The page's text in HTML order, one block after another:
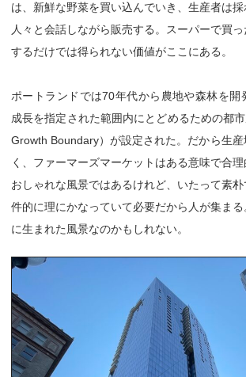
は、新鮮な野菜を買い込んでいき、生産者は
人々と会話しながら販売する。スーパーで買
するだけでは得られない価値がここにある。
ポートランドでは70年代から農地や森林を開
成長を指定された範囲内にとどめるための都
Growth Boundary）が設定された。だから生
く、ファーマーズマーケットはある意味で合
おしゃれな風景ではあるけれど、いたって素
件的に理にかなっていて必要だから人が集ま
に生まれた風景なのかもしれない。